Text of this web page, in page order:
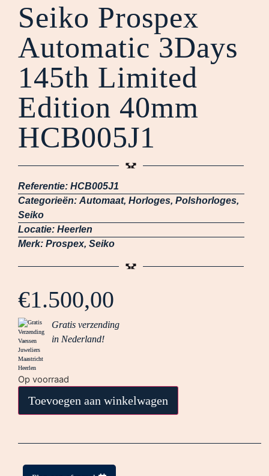
Seiko Prospex
Automatic 3Days
145th Limited
Edition 40mm
HCB005J1
Referentie: HCB005J1
Categorieën: Automaat, Horloges, Polshorloges,
Seiko
Locatie: Heerlen
Merk: Prospex, Seiko
€1.500,00
Gratis verzending
in Nederland!
Op voorraad
Toevoegen aan winkelwagen